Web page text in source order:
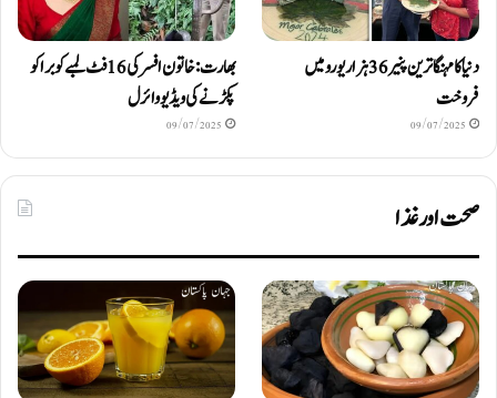
دنیا کا مہنگا ترین پنیر 36 ہزار یورو میں
فروخت
09/07/2025
بھارت: خاتون افسر کی 16 فٹ لمبے کوبرا کو
پکڑنے کی ویڈیو وائرل
09/07/2025
صحت اور غذا